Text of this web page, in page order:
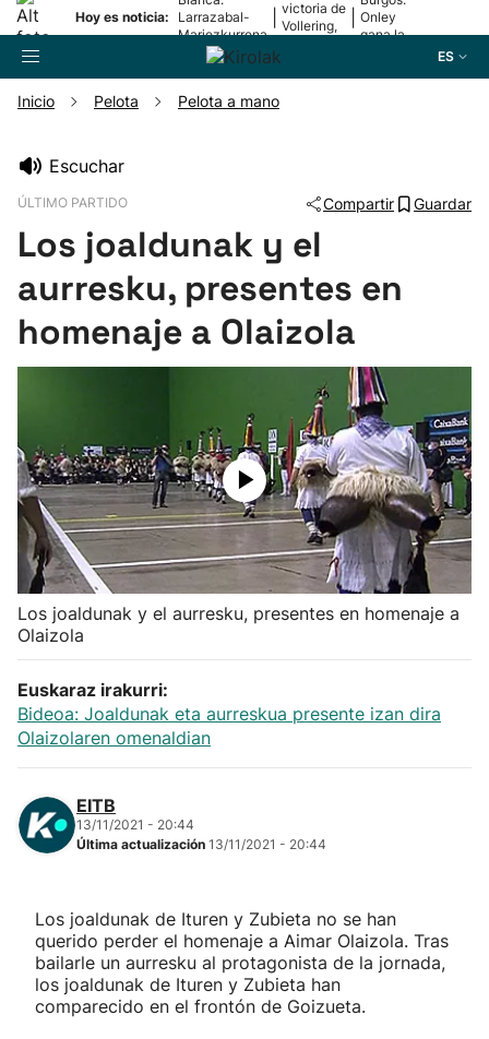
Hoy es noticia:
Larrazabal-
Mariezkurrena
II, a la final
victoria de
Vollering,
Onley
gana la
ES
Pelota
Remo
Ciclismo
Herri-kirolak
Balonmano
Kirolak 360
Atletismo
Carreras de montaña
Más deportes
Inicio Pelota Pelota a mano
Escuchar
ÚLTIMO PARTIDO Compartir Guardar
Los joaldunak y el
aurresku, presentes en
homenaje a Olaizola
Los joaldunak y el aurresku, presentes en homenaje a
Olaizola
Euskaraz irakurri:
Bideoa: Joaldunak eta aurreskua presente izan dira
Olaizolaren omenaldian
EITB
13/11/2021 - 20:44
Última actualización 13/11/2021 - 20:44
Los joaldunak de Ituren y Zubieta no se han
querido perder el homenaje a Aimar Olaizola. Tras
bailarle un aurresku al protagonista de la jornada,
los joaldunak de Ituren y Zubieta han
comparecido en el frontón de Goizueta.